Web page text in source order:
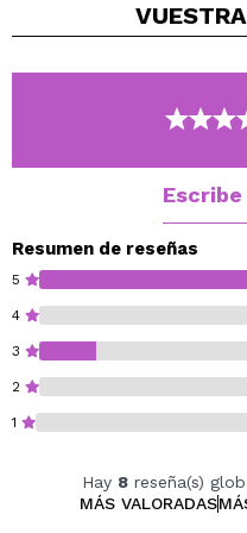
Dermatológicamente
Resumen de reseñas
5
4
3
2
1
Hay 8 reseña(s)
MÁS VALORADAS